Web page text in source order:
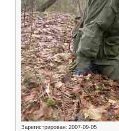
Зарегистрирован: 2007-09-05